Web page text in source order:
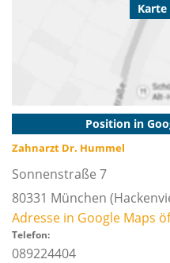
Karte
Position in
Zahnarzt Dr. Hummel
Sonnenstraße 7
80331 München
Adresse in Google Maps
Telefon:
089224404